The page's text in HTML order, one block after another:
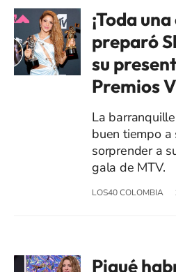
¡Toda
preparó
su
Premios
La
buen tiempo a
sorprender a
gala de MTV.
LOS40 COLOMBIA
Piqué